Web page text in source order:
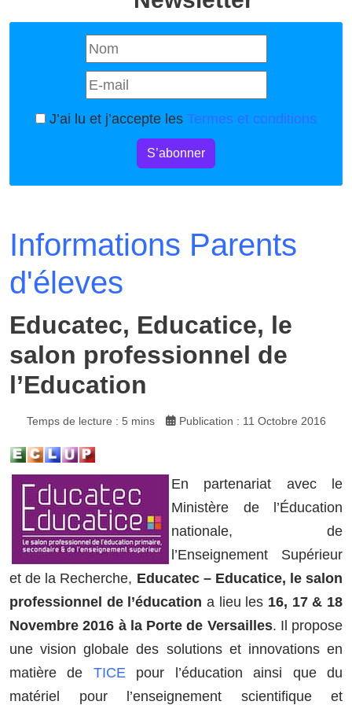
J’ai lu et j’accepte les Termes et conditions
S’abonner
Informations Parents
d'éleves
Educatec, Educatice, le
salon professionnel de
l’Education
Temps de lecture : 5 mins Publication : 11 Octobre 2016
En partenariat avec le
Ministère de l’Éducation
nationale, de
l’Enseignement Supérieur
et de la Recherche, Educatec – Educatice, le salon
professionnel de l’éducation a lieu les 16, 17 & 18
Novembre 2016 à la Porte de Versailles. Il propose
une vision globale des solutions et innovations en
matière de TICE pour l’éducation ainsi que du
matériel pour l’enseignement scientifique et